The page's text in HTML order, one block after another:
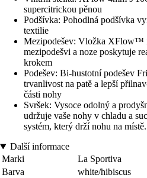
supercitrickou pěnou
Podšívka: Pohodlná podšívka
textilie
Mezipodešev: Vložka XFlow™
mezipodešvi a noze poskytuje
krokem
Podešev: Bi-hustotní podešev
trvanlivost na patě a lepší
části nohy
Svršek: Vysoce odolný a
udržuje vaše nohy v chladu a
systém, který drží nohu na místě.
Další informace
Marki
La Sportiva
Barva
white/hibiscus